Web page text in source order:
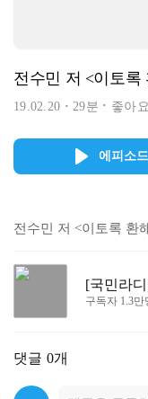
전수민 저 <이토록
19.02.20 29분 좋아
에피소드
전수민 저 <이토록 환
[국민라
구독자 1.3만
댓글 0개